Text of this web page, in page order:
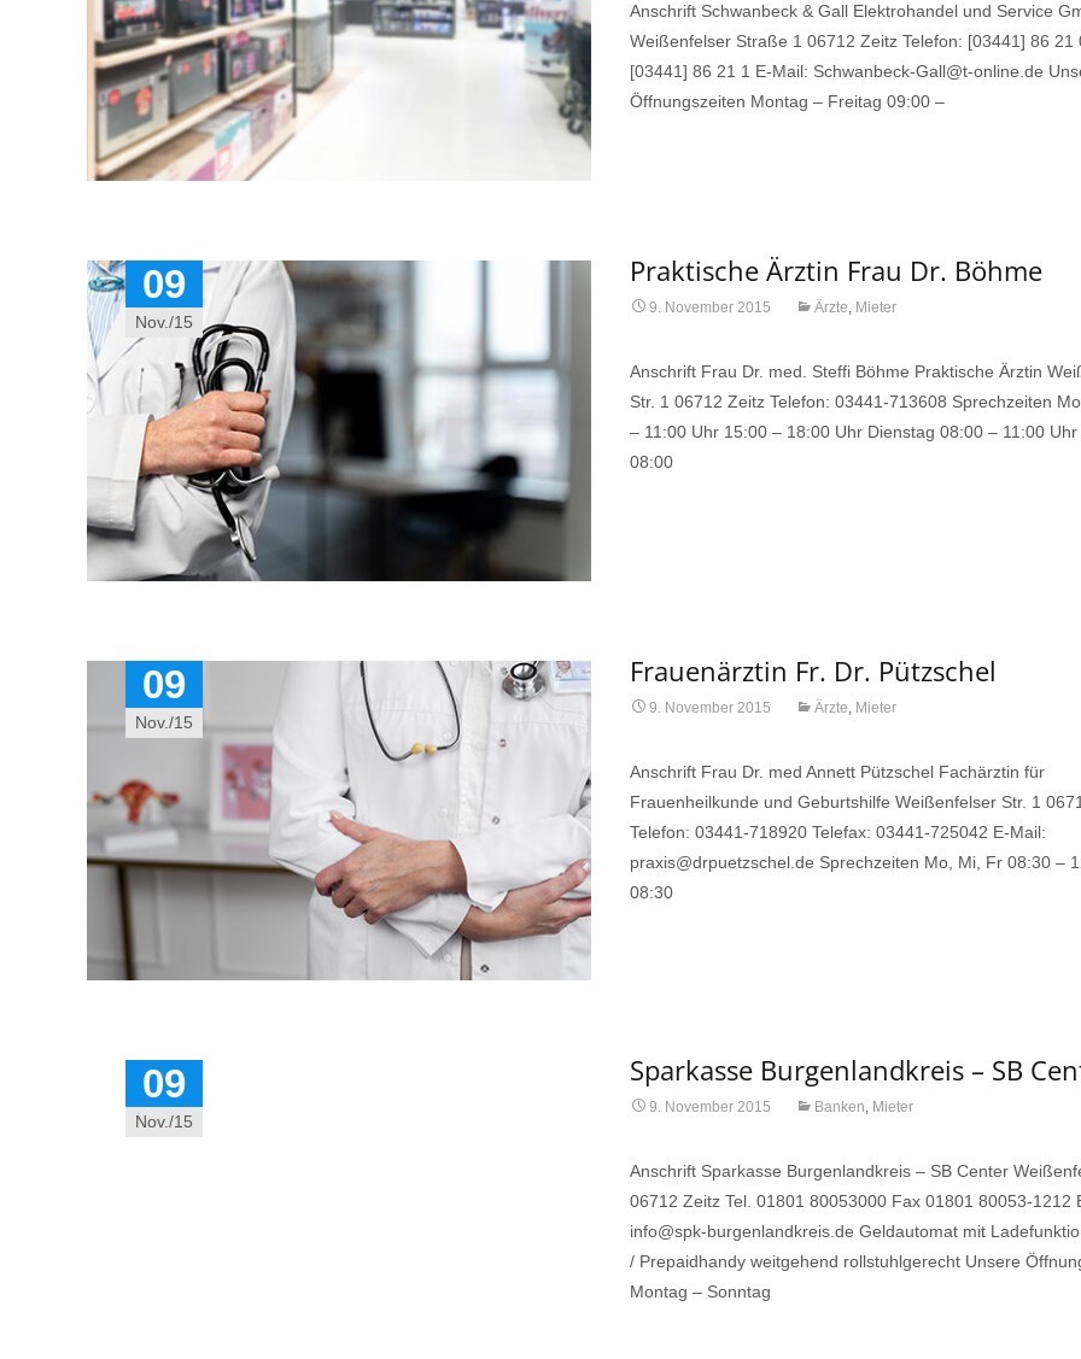
Anschrift Schwanbeck & Gall Elektrohandel und Service
Weißenfelser Straße 1 06712 Zeitz Telefon: [03441] 86 21
[03441] 86 21 1 E-Mail: Schwanbeck-Gall@t-online.de
Öffnungszeiten Montag – Freitag 09:00 –
09
Nov./15
Praktische Ärztin Frau Dr. Böhme
9. November 2015 Ärzte, Mieter
Anschrift Frau Dr. med. Steffi Böhme Praktische Ärztin
Str. 1 06712 Zeitz Telefon: 03441-713608 Sprechzeiten
– 11:00 Uhr 15:00 – 18:00 Uhr Dienstag 08:00 – 11:00 Uhr
08:00
09
Nov./15
Frauenärztin Fr. Dr. Pützschel
9. November 2015 Ärzte, Mieter
Anschrift Frau Dr. med Annett Pützschel Fachärztin für
Frauenheilkunde und Geburtshilfe Weißenfelser Str. 1
Telefon: 03441-718920 Telefax: 03441-725042 E-Mail:
praxis@drpuetzschel.de Sprechzeiten Mo, Mi, Fr 08:30 –
08:30
09
Nov./15
Sparkasse Burgenlandkreis – SB
9. November 2015 Banken, Mieter
Anschrift Sparkasse Burgenlandkreis – SB Center
06712 Zeitz Tel. 01801 80053000 Fax 01801 80053-1212
info@spk-burgenlandkreis.de Geldautomat mit
/ Prepaidhandy weitgehend rollstuhlgerecht Unsere
Montag – Sonntag